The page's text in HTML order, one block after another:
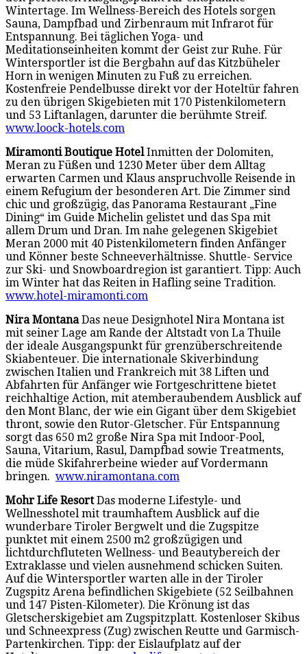
Wintertage. Im Wellness-Bereich des Hotels sorgen
Sauna, Dampfbad und Zirbenraum mit Infrarot für
Entspannung. Bei täglichen Yoga- und
Meditationseinheiten kommt der Geist zur Ruhe. Für
Wintersportler ist die Bergbahn auf das Kitzbüheler
Horn in wenigen Minuten zu Fuß zu erreichen.
Kostenfreie Pendelbusse direkt vor der Hoteltür fahren
zu den übrigen Skigebieten mit 170 Pistenkilometern
und 53 Liftanlagen, darunter die berühmte Streif.
www.loock-hotels.com
Miramonti Boutique HotelInmitten der Dolomiten,
Meran zu Füßen und 1230 Meter über dem Alltag
erwarten Carmen und Klaus anspruchvolle Reisende in
einem Refugium der besonderen Art. Die Zimmer sind
chic und großzügig, das Panorama Restaurant „Fine
Dining“ im Guide Michelin gelistet und das Spa mit
allem Drum und Dran. Im nahe gelegenen Skigebiet
Meran 2000 mit 40 Pistenkilometern finden Anfänger
und Könner beste Schneeverhältnisse. Shuttle- Service
zur Ski- und Snowboardregion ist garantiert. Tipp: Auch
im Winter hat das Reiten in Hafling seine Tradition.
www.hotel-miramonti.com
Nira MontanaDas neue Designhotel Nira Montana ist
mit seiner Lage am Rande der Altstadt von La Thuile
der ideale Ausgangspunkt für grenzüberschreitende
Skiabenteuer. Die internationale Skiverbindung
zwischen Italien und Frankreich mit 38 Liften und
Abfahrten für Anfänger wie Fortgeschrittene bietet
reichhaltige Action, mit atemberaubendem Ausblick auf
den Mont Blanc, der wie ein Gigant über dem Skigebiet
thront, sowie den Rutor-Gletscher. Für Entspannung
sorgt das 650 m2 große Nira Spa mit Indoor-Pool,
Sauna, Vitarium, Rasul, Dampfbad sowie Treatments,
die müde Skifahrerbeine wieder auf Vordermann
bringen. www.niramontana.com
Mohr Life ResortDas moderne Lifestyle- und
Wellnesshotel mit traumhaftem Ausblick auf die
wunderbare Tiroler Bergwelt und die Zugspitze
punktet mit einem 2500 m2 großzügigen und
lichtdurchfluteten Wellness- und Beautybereich der
Extraklasse und vielen ausnehmend schicken Suiten.
Auf die Wintersportler warten alle in der Tiroler
Zugspitz Arena befindlichen Skigebiete (52 Seilbahnen
und 147 Pisten-Kilometer). Die Krönung ist das
Gletscherskigebiet am Zugspitzplatt. Kostenloser Skibus
und Schneexpress (Zug) zwischen Reutte und Garmisch-
Partenkirchen. Tipp: der Eislaufplatz auf der